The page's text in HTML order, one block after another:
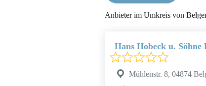
Anbieter im Umkreis von
Hans Hobeck u.
Mühlenstr. 8, 04874